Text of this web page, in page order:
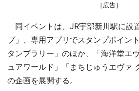
［広告］
同イベントは、JR宇部新川駅に設
プ」、専用アプリでスタンプポイン
タンプラリー」のほか、「海洋堂エ
ュアワールド」「まちじゅうエヴァ
の企画を展開する。